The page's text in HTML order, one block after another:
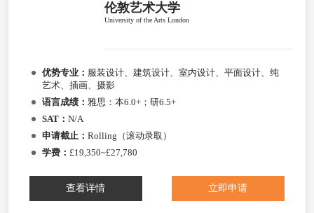
伦敦艺术大学
University of the Arts London
优势专业： 服装设计、建筑设计、室内设计、平面设计、纯
艺术、插画、摄影
语言成绩： 雅思：本6.0+；研6.5+
SAT： N/A
申请截止： Rolling（滚动录取）
学费： £19,350~£27,780
查看详情 立即申请